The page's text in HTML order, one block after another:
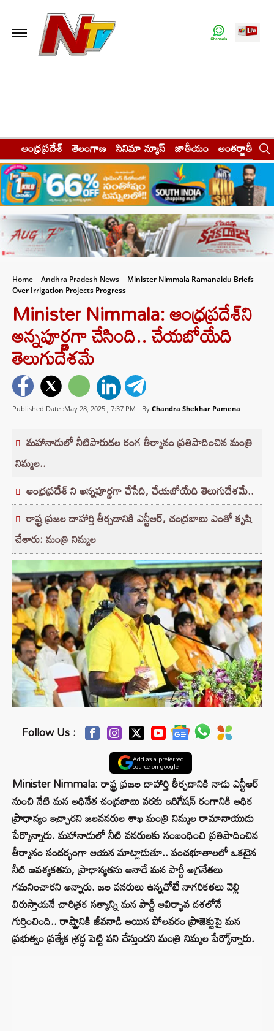
ఆంధ్రప్రదేశ్ తెలంగాణ సినిమా న్యూస్ జాతీయం అంతర్జాతీయం
Home Andhra Pradesh News
Minister Nimmala Ramanaidu Briefs
Over Irrigation Projects Progress
Minister Nimmala: ఆంధ్రప్రదేశ్⁬ని
అన్నపూర్ణగా చేసింది.. చేయబోయేది
తెలుగుదేశమే
Published Date :May 28, 2025 , 7:37 PM By Chandra Shekhar Pamena
మహానాడులో నీటిపారుదల రంగ తీర్మానం ప్రతిపాదించిన మంత్రి
నిమ్మల..
ఆంధ్రప్రదేశ్ ని అన్నపూర్ణగా చేసేది, చేయబోయేది తెలుగుదేశమే..
రాష్ట్ర ప్రజల దాహార్తి తీర్చడానికి ఎన్టీఆర్, చంద్రబాబు ఎంతో కృషి
చేశారు: మంత్రి నిమ్మల
Follow Us :
Add as a preferred
source on google
Minister Nimmala: రాష్ట్ర ప్రజల దాహార్తి తీర్చడానికి నాడు ఎన్టీఆర్
నుంచి నేటి మన అధినేత చంద్రబాబు వరకు ఇరిగేషన్ రంగానికి అధిక
ప్రాధాన్యం ఇచ్చారని జలవనరుల శాఖ మంత్రి నిమ్మల రామానాయుడు
పేర్కొన్నారు. మహానాడులో నీటి వనరులకు సంబంధించి ప్రతిపాదించిన
తీర్మానం సందర్భంగా ఆయన మాట్లాడుతూ.. పంచభూతాలలో ఒకటైన
నీటి ఆవశ్యకతను, ప్రాధాన్యతను ఆనాడే మన పార్టీ అగ్రనేతలు
గమనించారని అన్నారు. జల వనరులు ఉన్నచోటే నాగరికతలు వెల్లి
విరుస్తాయనే చారిత్రక సత్యాన్ని మన పార్టీ ఆవిర్భావ దశలోనే
గుర్తించింది.. రాష్ట్రానికి జీవనాడి అయిన పోలవరం ప్రాజెక్టుపై మన
ప్రభుత్వం ప్రత్యేక శ్రద్ధ పెట్టి పని చేస్తుందని మంత్రి నిమ్మల పేర్కొ్న్నారు.